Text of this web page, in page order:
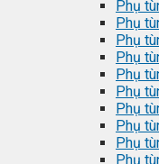
Phụ
Phụ
Phụ
Phụ
Phụ
Phụ
Phụ
Phụ
Phụ
Phụ